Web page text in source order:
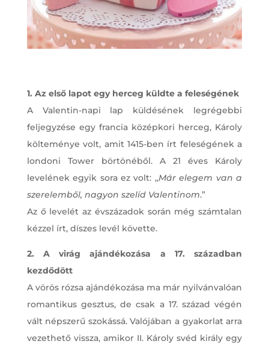
1. Az első lapot egy herceg küldte a feleségének
A Valentin-napi lap küldésének legrégebbi
feljegyzése egy francia középkori herceg, Károly
költeménye volt, amit 1415-ben írt feleségének a
londoni Tower börtönéből. A 21 éves Károly
levelének egyik sora ez volt: ,,Már elegem van a
szerelemből, nagyon szelíd Valentinom.”
Az ő levelét az évszázadok során még számtalan
kézzel írt, díszes levél követte.
2. A virág ajándékozása a 17. században
kezdődött
A vörös rózsa ajándékozása ma már nyilvánvalóan
romantikus gesztus, de csak a 17. század végén
vált népszerű szokássá. Valójában a gyakorlat arra
vezethető vissza, amikor II. Károly svéd király egy